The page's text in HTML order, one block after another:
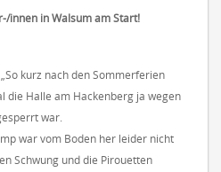
innen in Walsum am Start!
kurz nach den Sommerferien
die Halle am Hackenberg ja wegen
war.
war vom Boden her leider nicht
Schwung und die Pirouetten